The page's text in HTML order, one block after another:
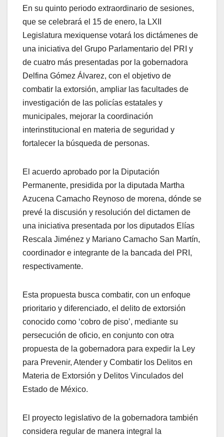
En su quinto periodo extraordinario de sesiones,
que se celebrará el 15 de enero, la LXII
Legislatura mexiquense votará los dictámenes de
una iniciativa del Grupo Parlamentario del PRI y
de cuatro más presentadas por la gobernadora
Delfina Gómez Álvarez, con el objetivo de
combatir la extorsión, ampliar las facultades de
investigación de las policías estatales y
municipales, mejorar la coordinación
interinstitucional en materia de seguridad y
fortalecer la búsqueda de personas.
El acuerdo aprobado por la Diputación
Permanente, presidida por la diputada Martha
Azucena Camacho Reynoso de morena, dónde se
prevé la discusión y resolución del dictamen de
una iniciativa presentada por los diputados Elías
Rescala Jiménez y Mariano Camacho San Martín,
coordinador e integrante de la bancada del PRI,
respectivamente.
Esta propuesta busca combatir, con un enfoque
prioritario y diferenciado, el delito de extorsión
conocido como ‘cobro de piso’, mediante su
persecución de oficio, en conjunto con otra
propuesta de la gobernadora para expedir la Ley
para Prevenir, Atender y Combatir los Delitos en
Materia de Extorsión y Delitos Vinculados del
Estado de México.
El proyecto legislativo de la gobernadora también
considera regular de manera integral la